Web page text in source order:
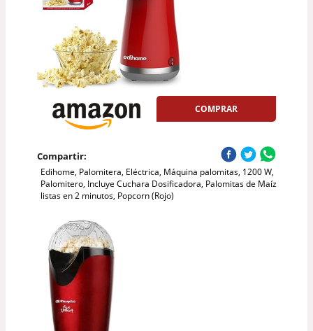
COMPRAR
Compartir:
Edihome, Palomitera, Eléctrica, Máquina palomitas, 1200 W,
Palomitero, Incluye Cuchara Dosificadora, Palomitas de Maíz
listas en 2 minutos, Popcorn (Rojo)